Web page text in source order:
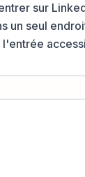
sur
un seul